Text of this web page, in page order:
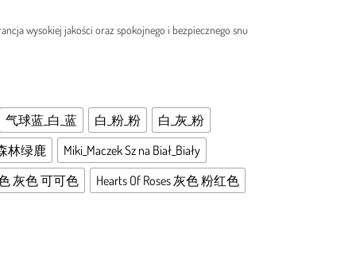
范
至
290,00 zł
wysokiej jakości oraz spokojnego i bezpiecznego snu
气球蓝_白_蓝 白_粉_粉
白_灰_粉
林绿鹿
Miki_Maczek Sz na Biał_Biały
灰色 可可色
Hearts Of Roses 灰色 粉红色